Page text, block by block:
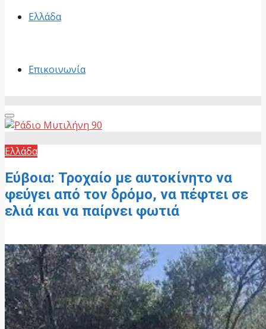
Ελλάδα
Επικοινωνία
Primary
Menu
Ελλάδα
Εύβοια: Τροχαίο με αυτοκίνητο να
φεύγει από τον δρόμο, να πέφτει σε
ελιά και να παίρνει φωτιά